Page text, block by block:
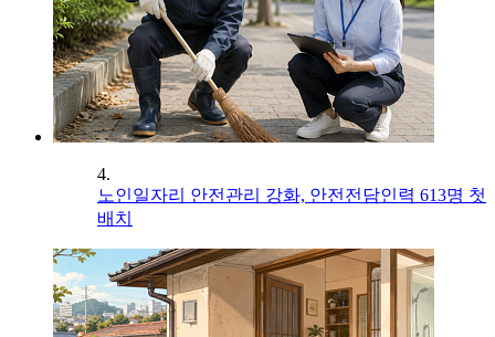
4.
노인일자리 안전관리 강화, 안전전담인력 613명 첫
배치